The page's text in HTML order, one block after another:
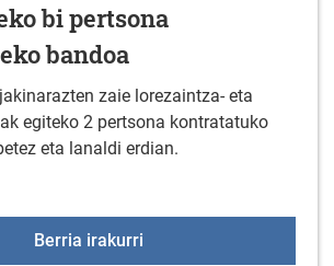
bi pertsona
bandoa
zaie lorezaintza- eta
egiteko 2 pertsona kontratatuko
eta lanaldi erdian.
Berria irakurri